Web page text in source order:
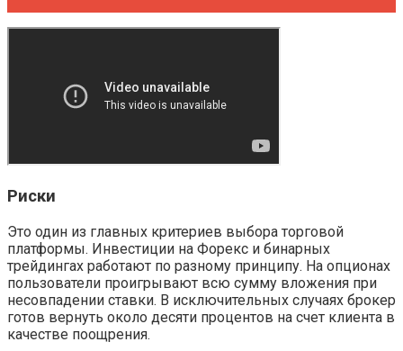
Риски
Это один из главных критериев выбора торговой
платформы. Инвестиции на Форекс и бинарных
трейдингах работают по разному принципу. На опционах
пользователи проигрывают всю сумму вложения при
несовпадении ставки. В исключительных случаях брокер
готов вернуть около десяти процентов на счет клиента в
качестве поощрения.